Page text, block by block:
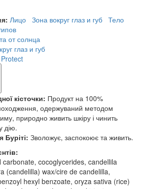
Лицо Зона вокруг глаз и губ Тело
от солнца
глаз и губ
кісточки: Продукт на 100%
одержуваний методом
природно живить шкіру і чинить
дію.
Буріті: Зволожує, заспокоює та живить.
cocoglycerides, candellila
(candelilla) wax/cire de candelilla,
hexyl benzoate, oryza sativa (rice)